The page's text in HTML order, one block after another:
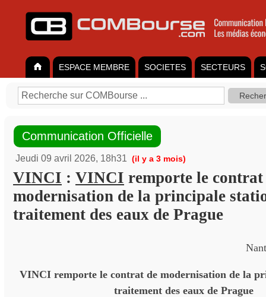
ESPACE MEMBRE SOCIETES SECTEURS
Communication Officielle
Jeudi 09 avril 2026, 18h31 (il y a 3 mois)
VINCI : VINCI remporte le contrat
modernisation de la principale
traitement des eaux de Prague
VINCI remporte le contrat de modernisation de la
traitement des eaux de Prague